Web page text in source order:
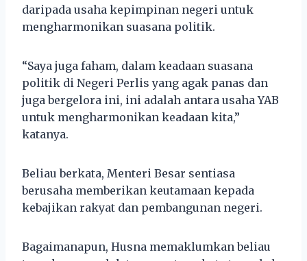
daripada usaha kepimpinan negeri untuk
mengharmonikan suasana politik.
“Saya juga faham, dalam keadaan suasana
politik di Negeri Perlis yang agak panas dan
juga bergelora ini, ini adalah antara usaha YAB
untuk mengharmonikan keadaan kita,”
katanya.
Beliau berkata, Menteri Besar sentiasa
berusaha memberikan keutamaan kepada
kebajikan rakyat dan pembangunan negeri.
Bagaimanapun, Husna memaklumkan beliau